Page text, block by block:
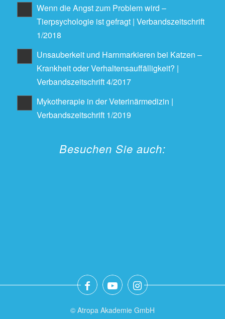
Wenn die Angst zum Problem wird –
Tierpsychologie ist gefragt | Verbandszeitschrift
1/2018
Unsauberkeit und Harnmarkieren bei Katzen –
Krankheit oder Verhaltensauffälligkeit? |
Verbandszeitschrift 4/2017
Mykotherapie in der Veterinärmedizin |
Verbandszeitschrift 1/2019
Besuchen Sie auch:
© Atropa Akademie GmbH